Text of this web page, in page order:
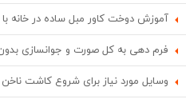
آموزش دوخت کاور مبل ساده در خانه با
فرم دهی به کل صورت و جوانسازی
وسایل مورد نیاز برای شروع کاشت ناخن